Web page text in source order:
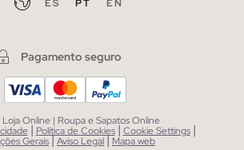
ES PT EN
Pagamento seguro
Loja Online | Roupa e Sapatos Online
| Política de Cookies | Cookie Settings |
Gerais|Aviso Legal| Mapa web